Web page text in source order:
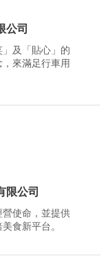
公司
及「貼心」的
來滿足行車用
限公司
使命，並提供
食新平台。